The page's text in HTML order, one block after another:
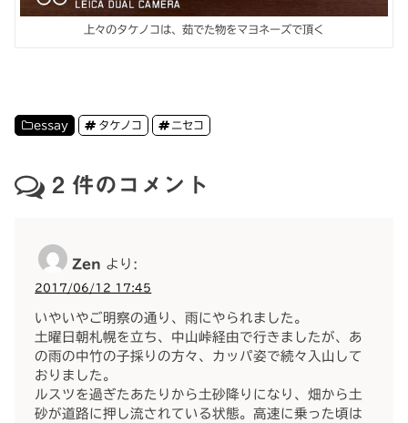
上々のタケノコは、茹でた物をマヨネーズで頂く
essay タケノコ ニセコ
2 件のコメント
Zen より:
2017/06/12 17:45
いやいやご明察の通り、雨にやられました。
土曜日朝札幌を立ち、中山峠経由で行きましたが、あ
の雨の中竹の子採りの方々、カッパ姿で続々入山して
おりました。
ルスツを過ぎたあたりから土砂降りになり、畑から土
砂が道路に押し流されている状態。高速に乗った頃は